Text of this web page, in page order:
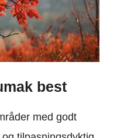
best
med godt